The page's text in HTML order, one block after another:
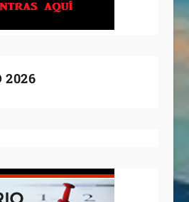
2026